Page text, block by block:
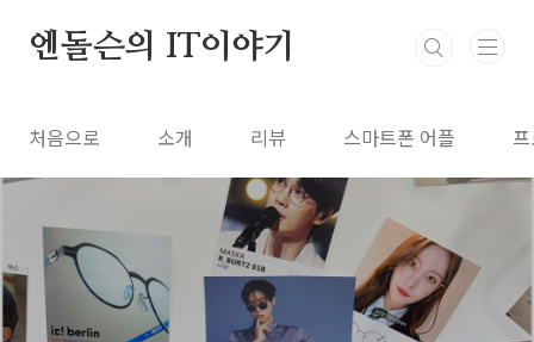
엔돌슨의 IT이야기
처음으로 소개 리뷰 스마트폰 어플